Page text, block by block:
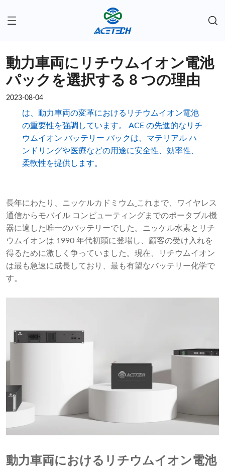
動力車両にリチウムイオン電池
パックを選択する 8 つの理由
2023-08-04
は、動力車両の変革におけるリチウムイオン電池
の重要性を強調しています。 ACE の先進的なリチ
ウムイオン バッテリー パックは、マテリアル ハ
ンドリングや医療などの用途に安全性、効率性、
柔軟性を提供します。
長年にわたり、ニッケルカドミウム これまで、ワイヤレス
通信からモバイル コンピューティングまでのポータブル機
器に適した唯一のバッテリーでした。ニッケル水素とリチ
ウムイオンは 1990 年代初頭に登場し、顧客の受け入れを
得るために激しく争っていました。現在、リチウムイオン
は最も急速に成長しており、最も有望なバッテリー化学で
す。
動力車両におけるリチウムイオン電池